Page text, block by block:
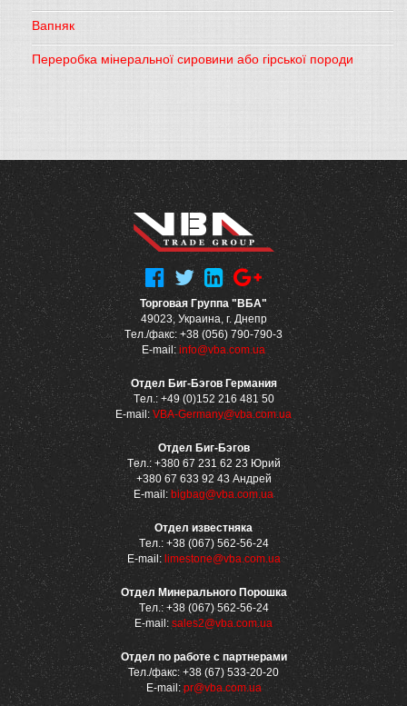
Вапняк
Переробка мінеральної сировини або гірської породи
Торговая Группа "ВБА"
49023, Украина, г. Днепр
Tел./факс: +38 (056) 790-790-3
E-mail: info@vba.com.ua
Отдел Биг-Бэгов Германия
Tел.: +49 (0)152 216 481 50
E-mail: VBA-Germany@vba.com.ua
Отдел Биг-Бэгов
Tел.: +380 67 231 62 23 Юрий
+380 67 633 92 43 Андрей
E-mail: bigbag@vba.com.ua
Отдел известняка
Tел.: +38 (067) 562-56-24
E-mail: limestone@vba.com.ua
Отдел Минерального Порошка
Tел.: +38 (067) 562-56-24
E-mail: sales2@vba.com.ua
Отдел по работе с партнерами
Тел./факс: +38 (67) 533-20-20
E-mail:pr@vba.com.ua